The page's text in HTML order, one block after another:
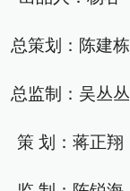
总策划：陈建栋
总监制：吴丛丛
策 划：蒋正翔